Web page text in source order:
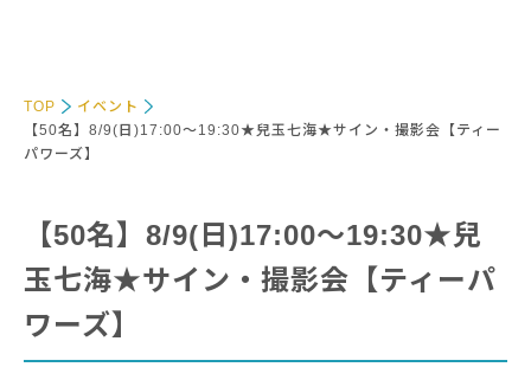
TOP
イベント
【50名】8/9(日)17:00～19:30★兒玉七海★サイン・撮影会【ティー
パワーズ】
【50名】8/9(日)17:00～19:30★兒
玉七海★サイン・撮影会【ティーパ
ワーズ】